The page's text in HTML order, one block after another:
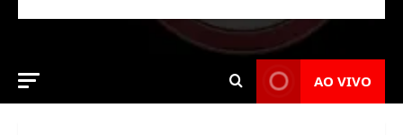
AO VIVO